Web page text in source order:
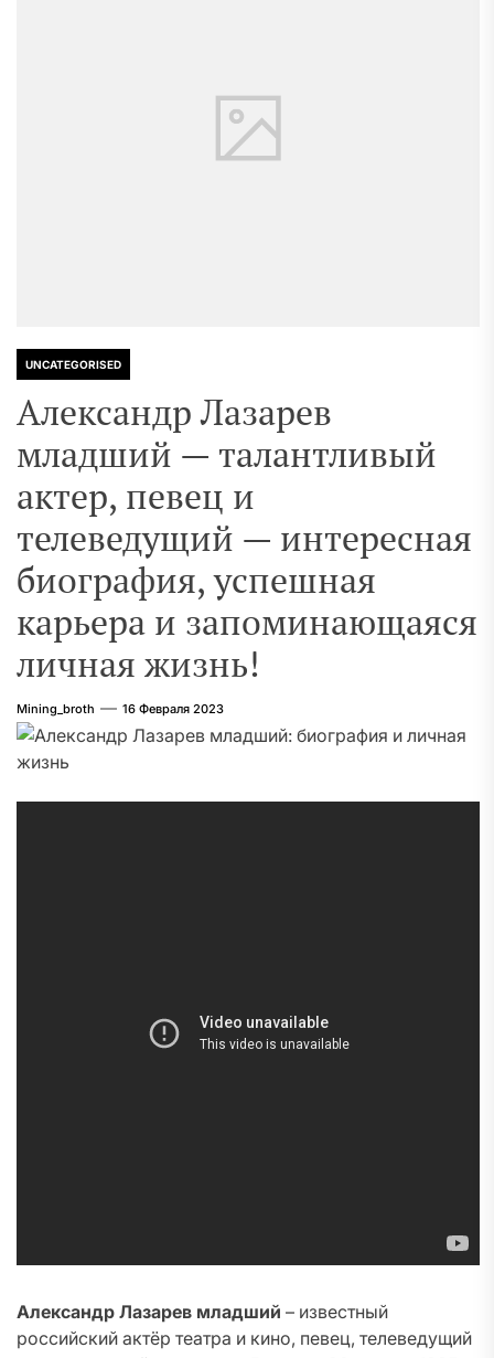
UNCATEGORISED
Александр Лазарев
младший — талантливый
актер, певец и
телеведущий — интересная
биография, успешная
карьера и запоминающаяся
личная жизнь!
Mining_broth 16 Февраля 2023
Александр Лазарев младший – известный
российский актёр театра и кино, певец, телеведущий